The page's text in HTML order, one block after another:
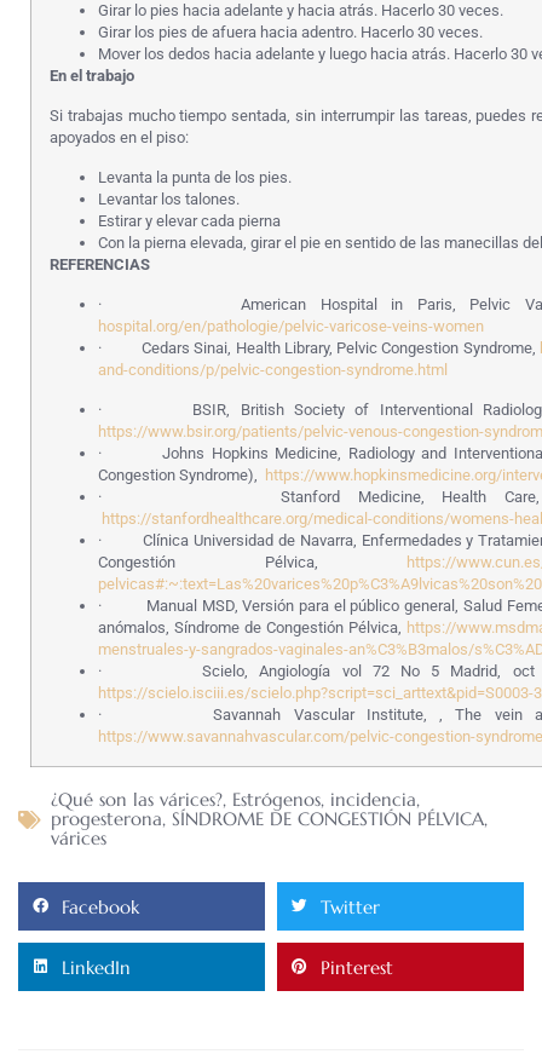
Girar lo pies hacia adelante y hacia atrás. Hacerlo 30 veces.
Girar los pies de afuera hacia adentro. Hacerlo 30 veces.
Mover los dedos hacia adelante y luego hacia atrás. Hacerlo 30
En el trabajo
Si trabajas mucho tiempo sentada, sin interrumpir las tareas, puedes
apoyados en el piso:
Levanta la punta de los pies.
Levantar los talones.
Estirar y elevar cada pierna
Con la pierna elevada, girar el pie en sentido de las manecillas
REFERENCIAS
· American Hospital in Paris, Pelvic
hospital.org/en/pathologie/pelvic-varicose-veins-women
· Cedars Sinai, Health Library, Pelvic Congestion Syndrome,
and-conditions/p/pelvic-congestion-syndrome.html
· BSIR, British Society of Interventional Radiology,
https://www.bsir.org/patients/pelvic-venous-congestion-
· Johns Hopkins Medicine, Radiology and Interventional
Congestion Syndrome), https://www.hopkinsmedicine.org/
· Stanford Medicine, Health Care,
https://stanfordhealthcare.org/medical-conditions/womens-
· Clínica Universidad de Navarra, Enfermedades y
Congestión Pélvica,
https://
· Manual MSD, Versión para el público general, Salud
anómalos, Síndrome de Congestión Pélvica, https://
menstruales-y-sangrados-vaginales-an%C3%B3malos/
· Scielo, Angiología vol 72 No 5 Madrid, oct
https://scielo.isciii.es/scielo.php?script=sci_arttext&pid=S0003-
· Savannah Vascular Institute, , The vein and
https://www.savannahvascular.com/pelvic-congestion-
¿Qué son las várices?, Estrógenos, incidencia,
progesterona, SÍNDROME DE CONGESTIÓN PÉLVICA,
várices
Facebook Twitter
LinkedIn Pinterest